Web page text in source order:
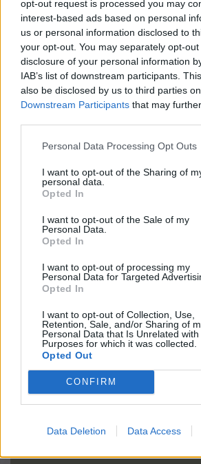
opt-out request is processed you may
interest-based ads based on personal
us or personal information disclosed to
your opt-out. You may separately opt-
disclosure of your personal information
IAB’s list of downstream participants.
also be disclosed by us to third parties
Downstream Participants that may
Personal Data Processing Opt Outs
I want to opt-out of the Sharing of
personal data.
Opted In
I want to opt-out of the Sale of my
Personal Data.
Opted In
I want to opt-out of processing my
Personal Data for Targeted
Opted In
I want to opt-out of Collection, Use,
Retention, Sale, and/or Sharing of
Personal Data that Is Unrelated
Purposes for which it was collected.
Opted Out
CONFIRM
Data Deletion Data Access
ISCRIVITI ALLA NEWSLETTER
Nome
Biblioteca
Progetti
Istituto
Procedendo accetti la privacy policy